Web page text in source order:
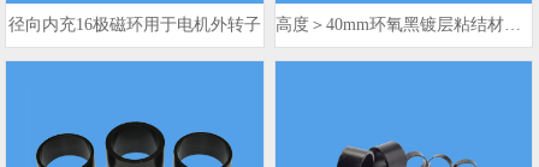
径向内充16极磁环用于电机外转子